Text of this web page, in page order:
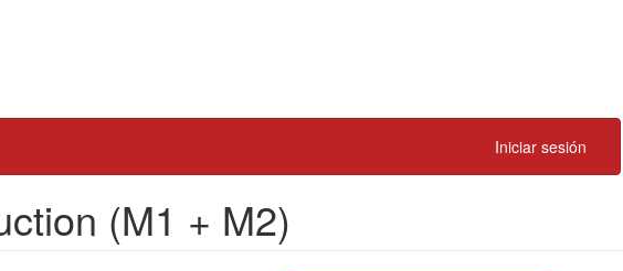
Iniciar sesión
(M1 + M2)